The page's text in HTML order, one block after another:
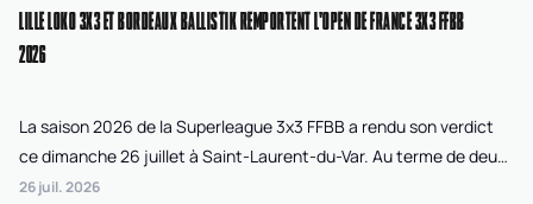
LILLE LOKO 3X3 ET BORDEAUX BALLISTIK REMPORTENT L'OPEN DE FRANCE 3X3 FFBB
2026
La saison 2026 de la Superleague 3x3 FFBB a rendu son verdict
ce dimanche 26 juillet à Saint-Laurent-du-Var. Au terme de deux
journées de compétition disputées sur la plage Cousteau, Lille
26 juil. 2026